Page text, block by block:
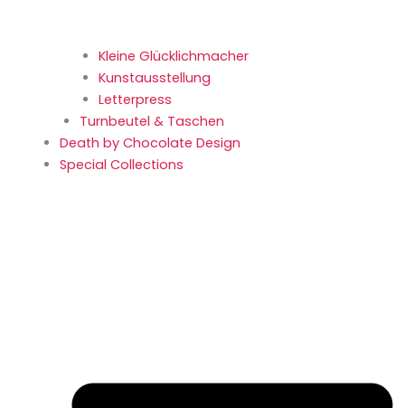
Kleine Glücklich­macher
Kunstaus­stellung
Letterpress
Turnbeutel & Taschen
Death by Chocolate Design
Special Collections